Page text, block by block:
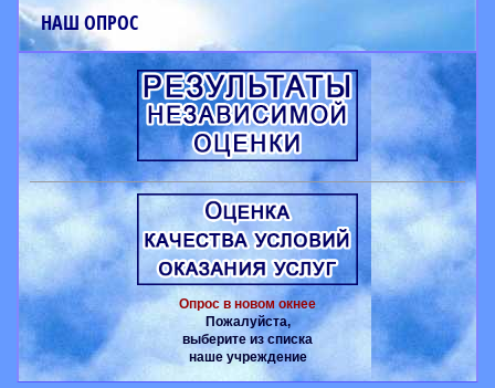
НАШ ОПРОС
Опрос в новом окнее
Пожалуйста,
выберите из списка
наше учреждение